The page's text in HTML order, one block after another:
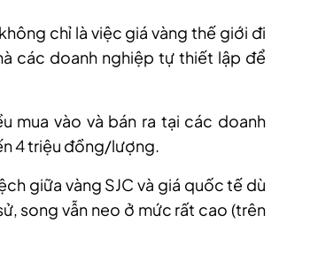
chỉ là việc giá vàng thế giới đi
các doanh nghiệp tự thiết lập để
mua vào và bán ra tại các doanh
4 triệu đồng/lượng.
giữa vàng SJC và giá quốc tế dù
song vẫn neo ở mức rất cao (trên